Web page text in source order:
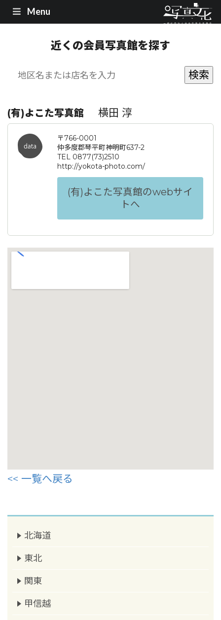
Menu
近くの会員写真館を探す
(有)よこた写真館 横田 淳
〒766-0001
仲多度郡琴平町神明町637-2
TEL 0877(73)2510
http://yokota-photo.com/
(有)よこた写真館のwebサイ
トへ
一覧へ戻る
北海道
東北
関東
甲信越